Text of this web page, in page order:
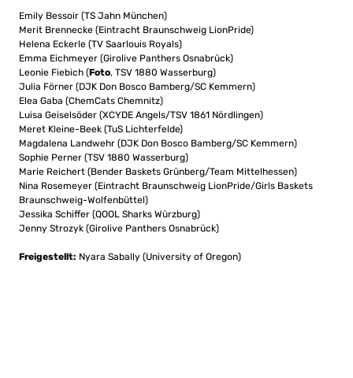
Emily Bessoir (TS Jahn München)
Merit Brennecke (Eintracht Braunschweig LionPride)
Helena Eckerle (TV Saarlouis Royals)
Emma Eichmeyer (Girolive Panthers Osnabrück)
Leonie Fiebich (Foto, TSV 1880 Wasserburg)
Julia Förner (DJK Don Bosco Bamberg/SC Kemmern)
Elea Gaba (ChemCats Chemnitz)
Luisa Geiselsöder (XCYDE Angels/TSV 1861 Nördlingen)
Meret Kleine-Beek (TuS Lichterfelde)
Magdalena Landwehr (DJK Don Bosco Bamberg/SC Kemmern)
Sophie Perner (TSV 1880 Wasserburg)
Marie Reichert (Bender Baskets Grünberg/Team Mittelhessen)
Nina Rosemeyer (Eintracht Braunschweig LionPride/Girls Baskets
Braunschweig-Wolfenbüttel)
Jessika Schiffer (QOOL Sharks Würzburg)
Jenny Strozyk (Girolive Panthers Osnabrück)
Freigestellt: Nyara Sabally (University of Oregon)